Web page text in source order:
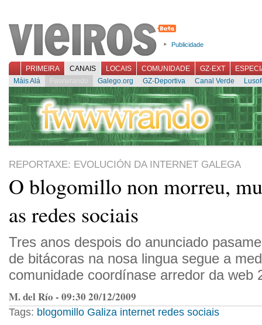
Publicidade
PRIMEIRA CANAIS LOCAIS COMUNIDADE GZ-EXT
Máis Alá
Fwwwrando Galego.org GZ-Deportiva Canal Verde
REPORTAXE: EVOLUCIÓN DA INTERNET GALEGA
O blogomillo non morreu,
as redes sociais
Tres anos despois do anunciado
de bitácoras na nosa lingua segue a
comunidade coordínase arredor da web
M. del Río - 09:30 20/12/2009
Tags: blogomillo Galiza internet redes sociais